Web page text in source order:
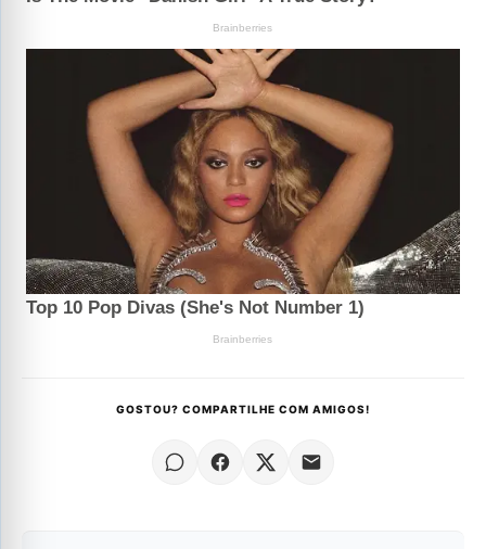
GOSTOU? COMPARTILHE COM AMIGOS!